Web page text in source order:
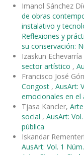
Imanol Sánchez
de obras
instalativo y
Reflexiones y
su conservación:
Izaskun
sector artístico ,
Francisco José
Congost , AusArt:
emocionales en el
Tjasa Kancler,
social , AusArt:
pública
Iskandar
AusArt: Vol. 1